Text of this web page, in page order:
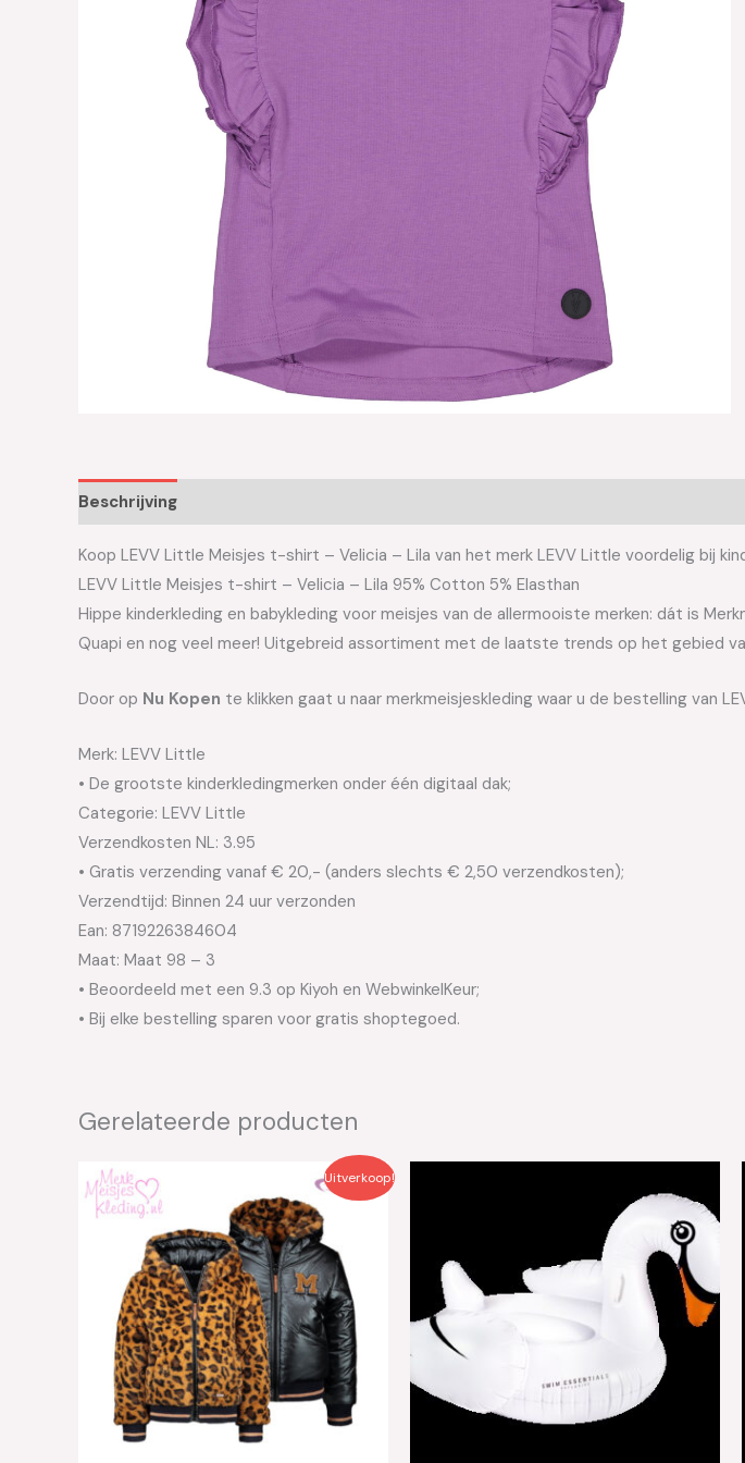
Beschrijving
Koop LEVV Little Meisjes t-shirt – Velicia – Lila van het merk LEVV Little voordelig bij
LEVV Little Meisjes t-shirt – Velicia – Lila 95% Cotton 5% Elasthan
Hippe kinderkleding en babykleding voor meisjes van de allermooiste merken: dát is
Quapi en nog veel meer! Uitgebreid assortiment met de laatste trends op het gebied
Door op Nu Kopen te klikken gaat u naar merkmeisjeskleding waar u de bestelling van
Merk: LEVV Little
• De grootste kinderkledingmerken onder één digitaal dak;
Categorie: LEVV Little
Verzendkosten NL: 3.95
• Gratis verzending vanaf € 20,- (anders slechts € 2,50 verzendkosten);
Verzendtijd: Binnen 24 uur verzonden
Ean: 8719226384604
Maat: Maat 98 – 3
• Beoordeeld met een 9.3 op Kiyoh en WebwinkelKeur;
• Bij elke bestelling sparen voor gratis shoptegoed.
Gerelateerde producten
Uitverkoop!
prijs
was:
€89.95.€36.00.